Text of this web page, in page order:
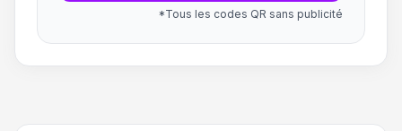
*Tous les codes QR sans publicité